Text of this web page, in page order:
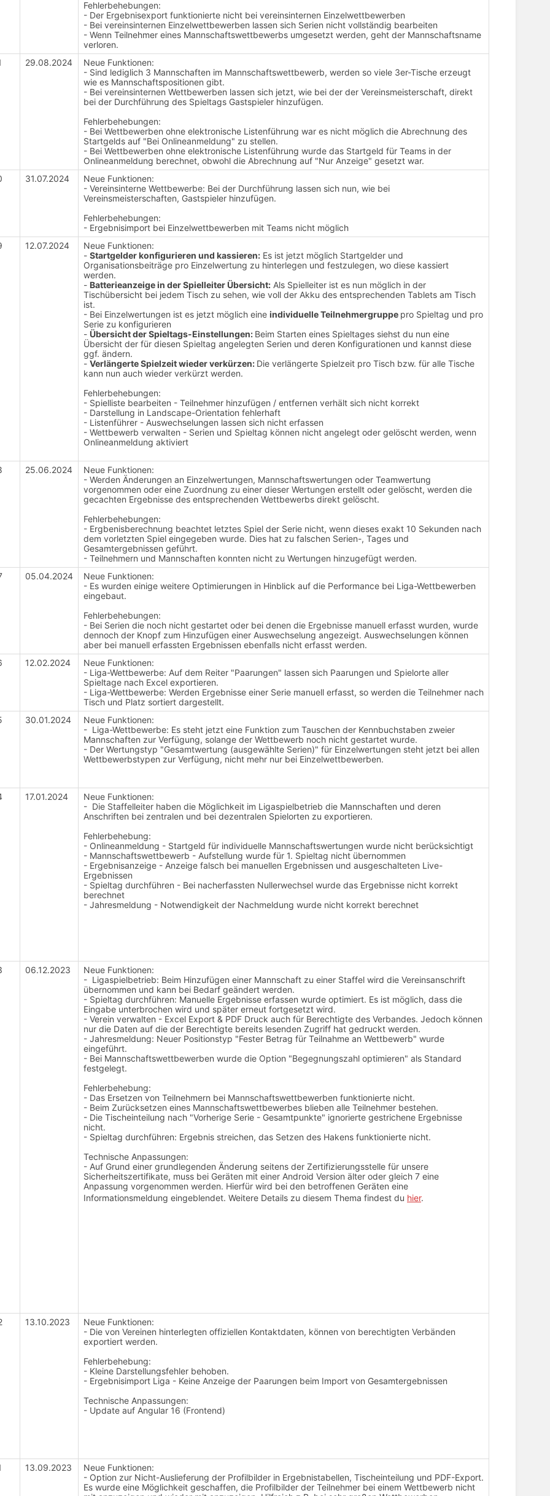
Fehlerbehebungen:
- Der Ergebnisexport funktionierte nicht bei vereinsinternen Einzelwettbewerben
- Bei vereinsinternen Einzelwettbewerben lassen sich Serien nicht vollständig bearbeiten
- Wenn Teilnehmer eines Mannschaftswettbewerbs umgesetzt werden, geht der Mannschaftsname
verloren.
29.08.2024
Neue Funktionen:
- Sind lediglich 3 Mannschaften im Mannschaftswettbewerb, werden so viele 3er-Tische erzeugt
wie es Mannschaftspositionen gibt.
- Bei vereinsinternen Wettbewerben lassen sich jetzt, wie bei der der Vereinsmeisterschaft, direkt
bei der Durchführung des Spieltags Gastspieler hinzufügen.
Fehlerbehebungen:
- Bei Wettbewerben ohne elektronische Listenführung war es nicht möglich die Abrechnung des
Startgelds auf "Bei Onlineanmeldung" zu stellen.
- Bei Wettbewerben ohne elektronische Listenführung wurde das Startgeld für Teams in der
Onlineanmeldung berechnet, obwohl die Abrechnung auf "Nur Anzeige" gesetzt war.
31.07.2024
Neue Funktionen:
- Vereinsinterne Wettbewerbe: Bei der Durchführung lassen sich nun, wie bei
Vereinsmeisterschaften, Gastspieler hinzufügen.
Fehlerbehebungen:
- Ergebnisimport bei Einzelwettbewerben mit Teams nicht möglich
12.07.2024
Neue Funktionen:
- Startgelder konfigurieren und kassieren: Es ist jetzt möglich Startgelder und
Organisationsbeiträge pro Einzelwertung zu hinterlegen und festzulegen, wo diese kassiert
werden.
- Batterieanzeige in der Spielleiter Übersicht: Als Spielleiter ist es nun möglich in der
Tischübersicht bei jedem Tisch zu sehen, wie voll der Akku des entsprechenden Tablets am Tisch
ist.
- Bei Einzelwertungen ist es jetzt möglich eine individuelle Teilnehmergruppe pro Spieltag und pro
Serie zu konfigurieren
- Übersicht der Spieltags-Einstellungen: Beim Starten eines Spieltages siehst du nun eine
Übersicht der für diesen Spieltag angelegten Serien und deren Konfigurationen und kannst diese
ggf. ändern.
- Verlängerte Spielzeit wieder verkürzen: Die verlängerte Spielzeit pro Tisch bzw. für alle Tische
kann nun auch wieder verkürzt werden.
Fehlerbehebungen:
- Spielliste bearbeiten - Teilnehmer hinzufügen / entfernen verhält sich nicht korrekt
- Darstellung in Landscape-Orientation fehlerhaft
- Listenführer - Auswechselungen lassen sich nicht erfassen
- Wettbewerb verwalten - Serien und Spieltag können nicht angelegt oder gelöscht werden, wenn
Onlineanmeldung aktiviert
25.06.2024
Neue Funktionen:
- Werden Änderungen an Einzelwertungen, Mannschaftswertungen oder Teamwertung
vorgenommen oder eine Zuordnung zu einer dieser Wertungen erstellt oder gelöscht, werden die
gecachten Ergebnisse des entsprechenden Wettbewerbs direkt gelöscht.
Fehlerbehebungen:
- Ergbenisberechnung beachtet letztes Spiel der Serie nicht, wenn dieses exakt 10 Sekunden nach
dem vorletzten Spiel eingegeben wurde. Dies hat zu falschen Serien-, Tages und
Gesamtergebnissen geführt.
- Teilnehmern und Mannschaften konnten nicht zu Wertungen hinzugefügt werden.
05.04.2024
Neue Funktionen:
- Es wurden einige weitere Optimierungen in Hinblick auf die Performance bei Liga-Wettbewerben
eingebaut.
Fehlerbehebungen:
- Bei Serien die noch nicht gestartet oder bei denen die Ergebnisse manuell erfasst wurden, wurde
dennoch der Knopf zum Hinzufügen einer Auswechselung angezeigt. Auswechselungen können
aber bei manuell erfassten Ergebnissen ebenfalls nicht erfasst werden.
12.02.2024
Neue Funktionen:
- Liga-Wettbewerbe: Auf dem Reiter "Paarungen" lassen sich Paarungen und Spielorte aller
Spieltage nach Excel exportieren.
- Liga-Wettbewerbe: Werden Ergebnisse einer Serie manuell erfasst, so werden die Teilnehmer nach
Tisch und Platz sortiert dargestellt.
30.01.2024
Neue Funktionen:
- Liga-Wettbewerbe: Es steht jetzt eine Funktion zum Tauschen der Kennbuchstaben zweier
Mannschaften zur Verfügung, solange der Wettbewerb noch nicht gestartet wurde.
- Der Wertungstyp "Gesamtwertung (ausgewählte Serien)" für Einzelwertungen steht jetzt bei allen
Wettbewerbstypen zur Verfügung, nicht mehr nur bei Einzelwettbewerben.
17.01.2024
Neue Funktionen:
- Die Staffelleiter haben die Möglichkeit im Ligaspielbetrieb die Mannschaften und deren
Anschriften bei zentralen und bei dezentralen Spielorten zu exportieren.
Fehlerbehebung:
- Onlineanmeldung - Startgeld für individuelle Mannschaftswertungen wurde nicht berücksichtigt
- Mannschaftswettbewerb - Aufstellung wurde für 1. Spieltag nicht übernommen
- Ergebnisanzeige - Anzeige falsch bei manuellen Ergebnissen und ausgeschalteten Live-
Ergebnissen
- Spieltag durchführen - Bei nacherfassten Nullerwechsel wurde das Ergebnisse nicht korrekt
berechnet
- Jahresmeldung - Notwendigkeit der Nachmeldung wurde nicht korrekt berechnet
06.12.2023
Neue Funktionen:
- Ligaspielbetrieb: Beim Hinzufügen einer Mannschaft zu einer Staffel wird die Vereinsanschrift
übernommen und kann bei Bedarf geändert werden.
- Spieltag durchführen: Manuelle Ergebnisse erfassen wurde optimiert. Es ist möglich, dass die
Eingabe unterbrochen wird und später erneut fortgesetzt wird.
- Verein verwalten - Excel Export & PDF Druck auch für Berechtigte des Verbandes. Jedoch können
nur die Daten auf die der Berechtigte bereits lesenden Zugriff hat gedruckt werden.
- Jahresmeldung: Neuer Positionstyp "Fester Betrag für Teilnahme an Wettbewerb" wurde
eingeführt.
- Bei Mannschaftswettbewerben wurde die Option "Begegnungszahl optimieren" als Standard
festgelegt.
Fehlerbehebung:
- Das Ersetzen von Teilnehmern bei Mannschaftswettbewerben funktionierte nicht.
- Beim Zurücksetzen eines Mannschaftswettbewerbes blieben alle Teilnehmer bestehen.
- Die Tischeinteilung nach "Vorherige Serie - Gesamtpunkte" ignorierte gestrichene Ergebnisse
nicht.
- Spieltag durchführen: Ergebnis streichen, das Setzen des Hakens funktionierte nicht.
Technische Anpassungen:
- Auf Grund einer grundlegenden Änderung seitens der Zertifizierungsstelle für unsere
Sicherheitszertifikate, muss bei Geräten mit einer Android Version älter oder gleich 7 eine
Anpassung vorgenommen werden. Hierfür wird bei den betroffenen Geräten eine
Informationsmeldung eingeblendet. Weitere Details zu diesem Thema findest du hier.
13.10.2023
Neue Funktionen:
- Die von Vereinen hinterlegten offiziellen Kontaktdaten, können von berechtigten Verbänden
exportiert werden.
Fehlerbehebung:
- Kleine Darstellungsfehler behoben.
- Ergebnisimport Liga - Keine Anzeige der Paarungen beim Import von Gesamtergebnissen
Technische Anpassungen:
- Update auf Angular 16 (Frontend)
13.09.2023
Neue Funktionen:
- Option zur Nicht-Auslieferung der Profilbilder in Ergebnistabellen, Tischeinteilung und PDF-Export.
Es wurde eine Möglichkeit geschaffen, die Profilbilder der Teilnehmer bei einem Wettbewerb nicht